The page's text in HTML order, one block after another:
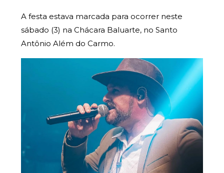
A festa estava marcada para ocorrer neste
sábado (3) na Chácara Baluarte, no Santo
Antônio Além do Carmo.